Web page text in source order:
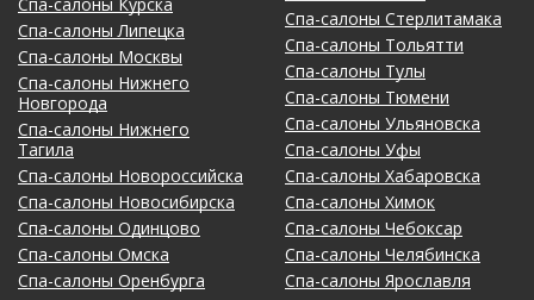
Спа-салоны Липецка
Спа-салоны Москвы
Спа-салоны Нижнего
Новгорода
Спа-салоны Нижнего
Тагила
Спа-салоны Новороссийска
Спа-салоны Новосибирска
Спа-салоны Одинцово
Спа-салоны Омска
Спа-салоны Оренбурга
Спа-салоны Стерлитамака
Спа-салоны Тольятти
Спа-салоны Тулы
Спа-салоны Тюмени
Спа-салоны Ульяновска
Спа-салоны Уфы
Спа-салоны Хабаровска
Спа-салоны Химок
Спа-салоны Чебоксар
Спа-салоны Челябинска
Спа-салоны Ярославля